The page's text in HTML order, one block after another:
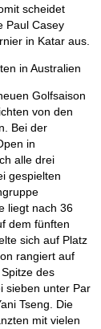
scheidet
Paul Casey
in Katar aus.
in Australien
Golfsaison
von den
Bei der
in
alle drei
gespielten
liegt nach 36
dem fünften
sich auf Platz
rangiert auf
des
sieben unter Par
Tseng. Die
mit vielen